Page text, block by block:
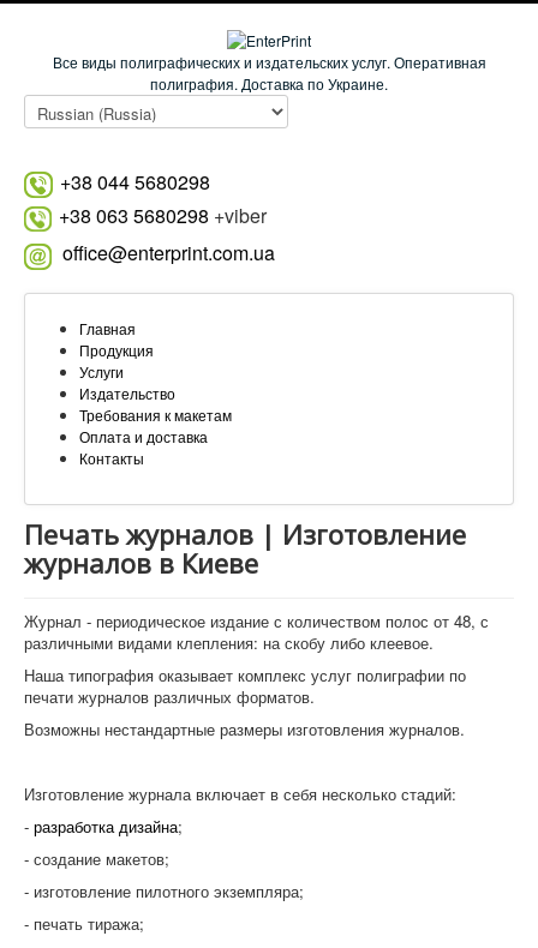
Все виды полиграфических и издательских услуг. Оперативная
полиграфия. Доставка по Украине.
+38 044 5680298
+38 063 5680298 +viber
office@enterprint.com.ua
Главная
Продукция
Услуги
Издательство
Требования к макетам
Оплата и доставка
Контакты
Печать журналов | Изготовление
журналов в Киеве
Журнал - периодическое издание с количеством полос от 48, с
различными видами клепления: на скобу либо клеевое.
Наша типография оказывает комплекс услуг полиграфии по
печати журналов различных форматов.
Возможны нестандартные размеры изготовления журналов.
Изготовление журнала включает в себя несколько стадий:
- разработка дизайна;
- создание макетов;
- изготовление пилотного экземпляра;
- печать тиража;